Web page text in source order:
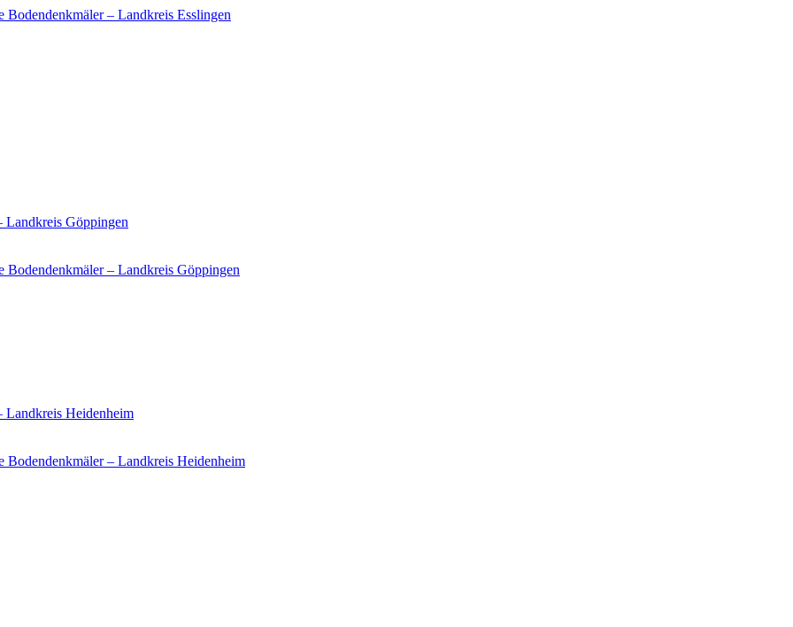
Bodendenkmäler – Landkreis Esslingen
Landkreis Göppingen
Bodendenkmäler – Landkreis Göppingen
Landkreis Heidenheim
Bodendenkmäler – Landkreis Heidenheim